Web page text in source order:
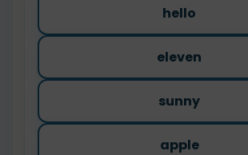
hello
eleven
sunny
apple